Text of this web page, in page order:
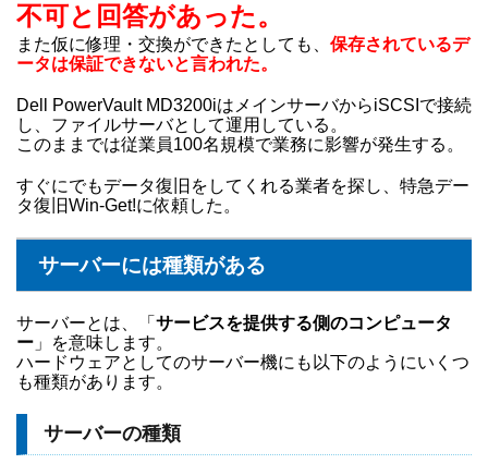
不可と回答があった。
また仮に修理・交換ができたとしても、 保存されているデ
ータは保証できないと言われた。
Dell PowerVault MD3200iはメインサーバからiSCSIで接続
し、ファイルサーバとして運用している。
このままでは従業員100名規模で業務に影響が発生する。
すぐにでもデータ復旧をしてくれる業者を探し、特急デー
タ復旧Win-Get!に依頼した。
サーバーには種類がある
サーバーとは、「 サービスを提供する側のコンピュータ
ー 」を意味します。
ハードウェアとしてのサーバー機にも以下のようにいくつ
も種類があります。
サーバーの種類